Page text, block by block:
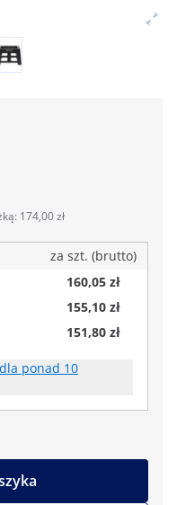
174,00 zł
za szt. (brutto)
160,05 zł
155,10 zł
151,80 zł
ponad 10